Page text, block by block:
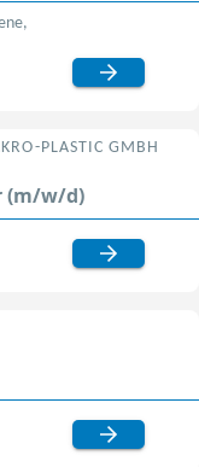
PLASTIC GMBH
(m/w/d)